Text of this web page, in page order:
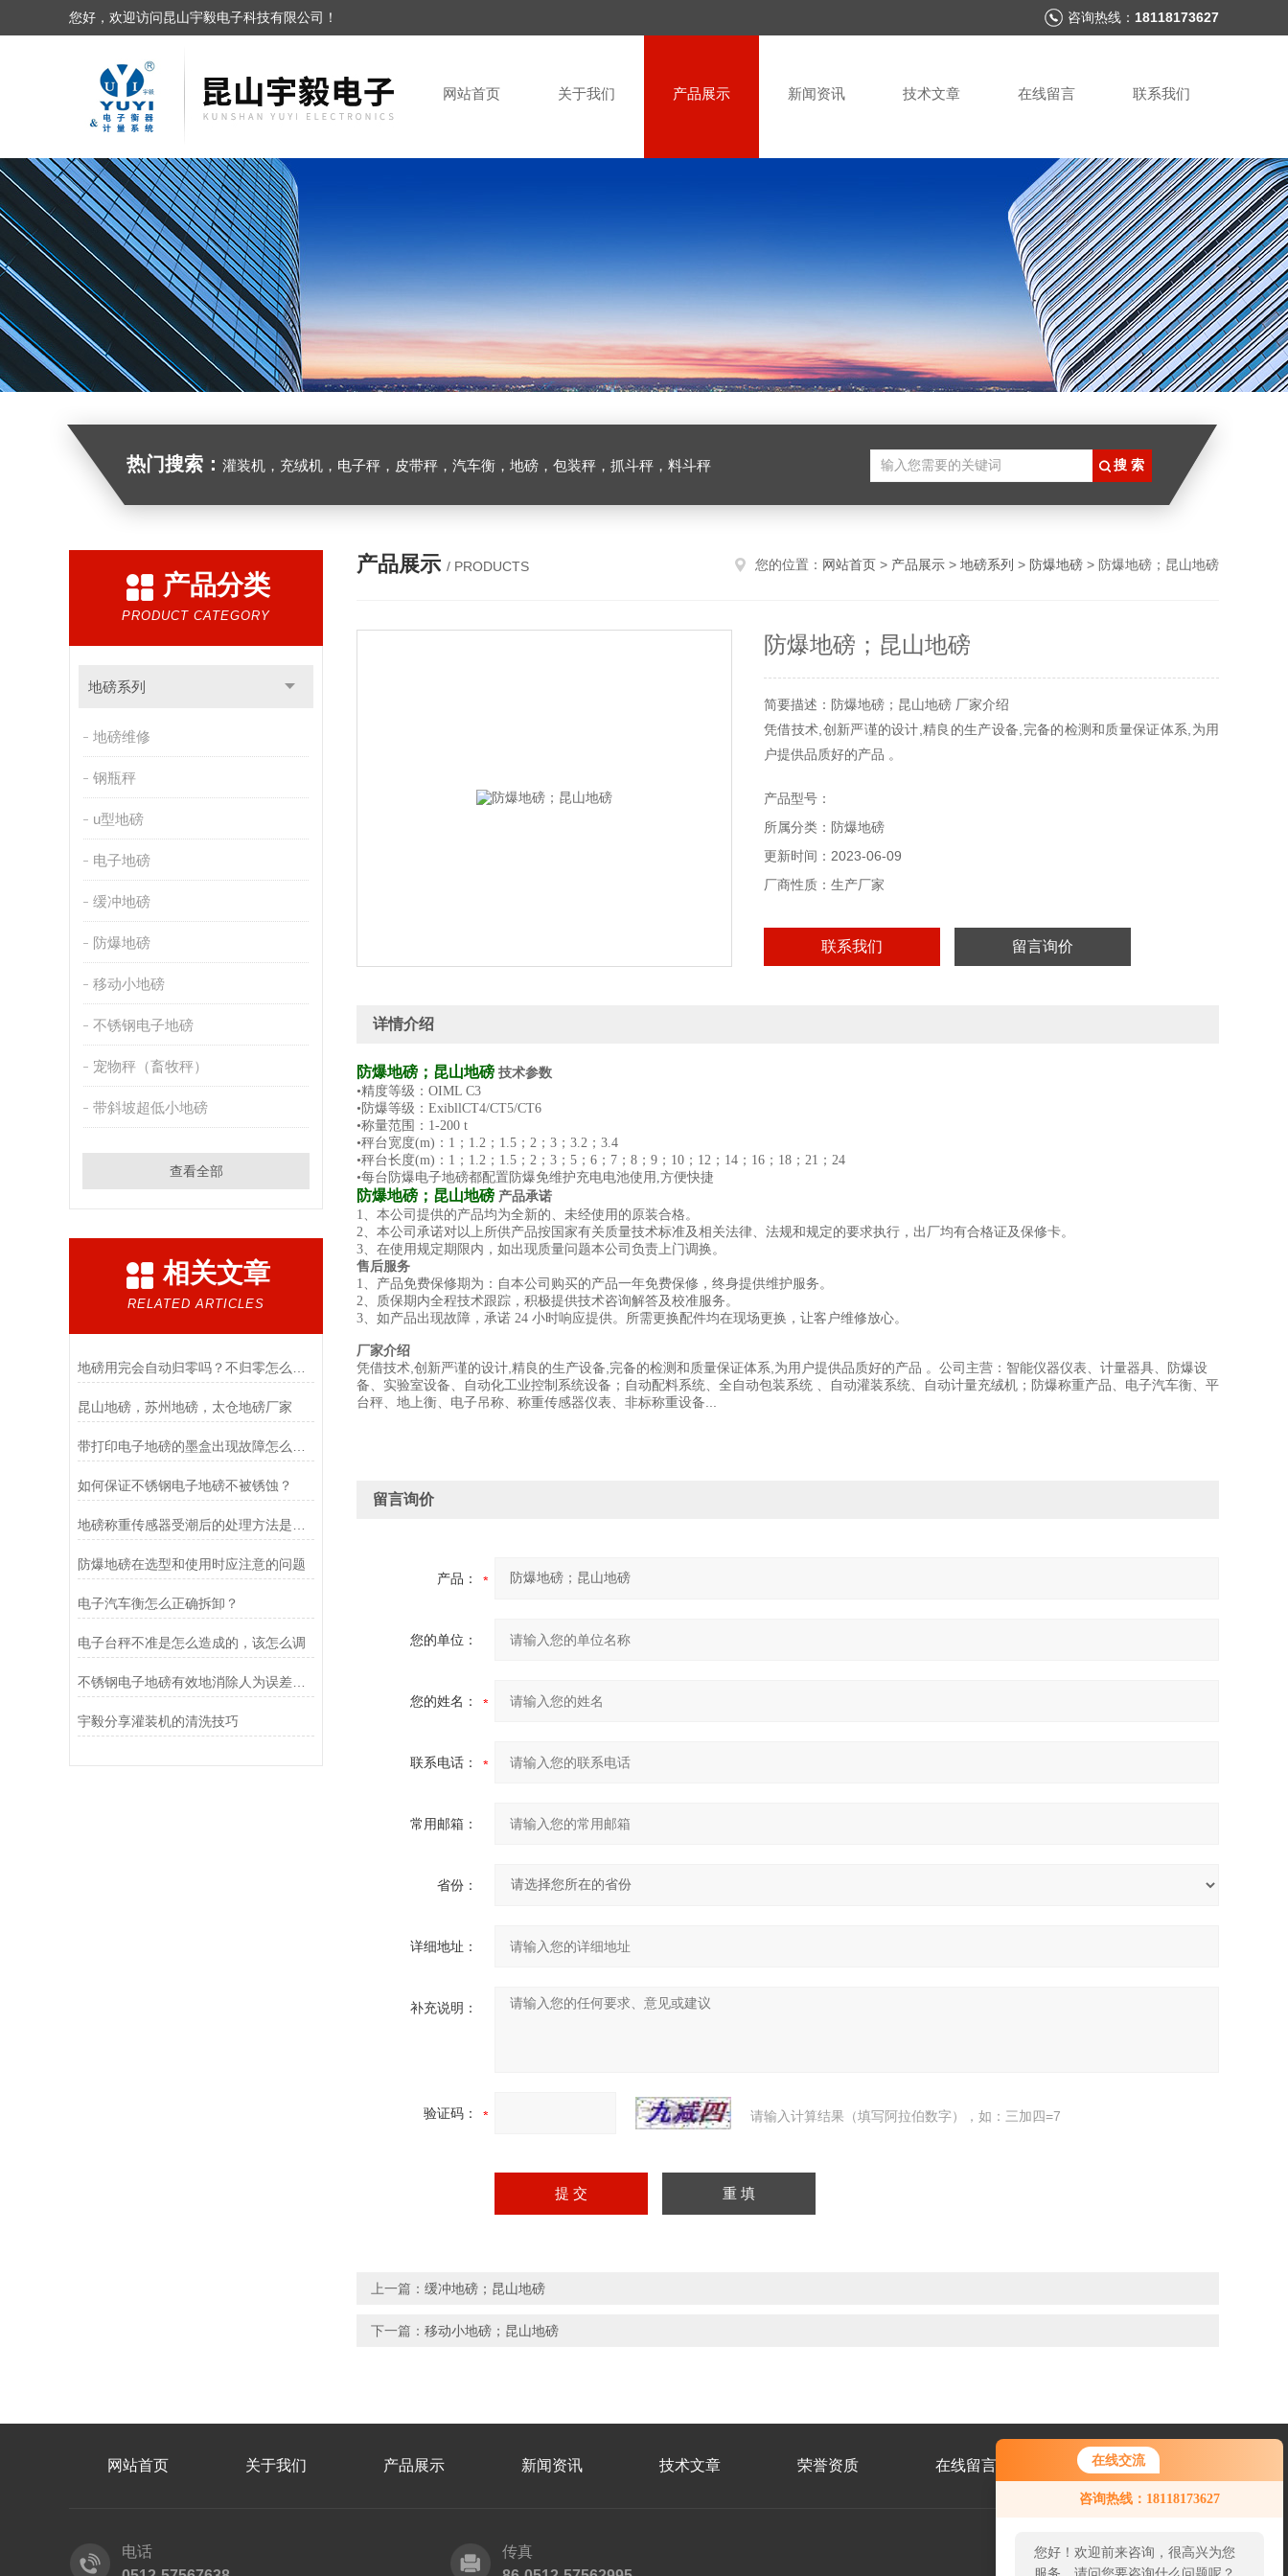
在线交流
咨询热线：18118173627
您好！欢迎前来咨询，很高兴为您
服务，请问您要咨询什么问题呢？
您好，看您停留很久了，是否找到
您好，欢迎访问昆山宇毅电子科技有限公司！ 咨询热线： 18118173627
网站首页 关于我们 产品展示 新闻资讯 技术文章 在线留言 联系我们
热门搜索： 灌装机，充绒机，电子秤，皮带秤，汽车衡，地磅，包装秤，抓斗秤，料斗秤
产品分类
PRODUCT CATEGORY
地磅系列
地磅维修
钢瓶秤
u型地磅
电子地磅
缓冲地磅
防爆地磅
移动小地磅
不锈钢电子地磅
宠物秤（畜牧秤）
带斜坡超低小地磅
查看全部
相关文章
RELATED ARTICLES
昆山地磅，苏州地磅，太仓地磅厂家
如何保证不锈钢电子地磅不被锈蚀？
防爆地磅在选型和使用时应注意的问题
电子汽车衡怎么正确拆卸？
电子台秤不准是怎么造成的，该怎么调
不锈钢电子地磅有效地消除人为误差和其他环境因素对测量结果的影响
宇毅分享灌装机的清洗技巧
产品展示 / PRODUCTS 您的位置： 网站首页 > 产品展示 > 地磅系列 > 防爆地磅 > 防爆地磅；昆山地磅
防爆地磅；昆山地磅
简要描述：防爆地磅；昆山地磅 厂家介绍
凭借技术,创新严谨的设计,精良的生产设备,完备的检测和质量保证体系,为用
户提供品质好的产品 。
产品型号：
所属分类：防爆地磅
更新时间：2023-06-09
厂商性质：生产厂家
联系我们 留言询价
详情介绍
防爆地磅；昆山地磅 技术参数
•精度等级：OIML C3
•防爆等级：ExibllCT4/CT5/CT6
•称量范围：1-200 t
•秤台宽度(m)：1；1.2；1.5；2；3；3.2；3.4
•秤台长度(m)：1；1.2；1.5；2；3；5；6；7；8；9；10；12；14；16；18；21；24
•每台防爆电子地磅都配置防爆免维护充电电池使用,方便快捷
防爆地磅；昆山地磅 产品承诺
1、本公司提供的产品均为全新的、未经使用的原装合格。
2、本公司承诺对以上所供产品按国家有关质量技术标准及相关法律、法规和规定的要求执行，出厂均有合格证及保修卡。
3、在使用规定期限内，如出现质量问题本公司负责上门调换。
售后服务
1、产品免费保修期为：自本公司购买的产品一年免费保修，终身提供维护服务。
2、质保期内全程技术跟踪，积极提供技术咨询解答及校准服务。
3、如产品出现故障，承诺 24 小时响应提供。所需更换配件均在现场更换，让客户维修放心。
厂家介绍
凭借技术,创新严谨的设计,精良的生产设备,完备的检测和质量保证体系,为用户提供品质好的产品 。公司主营：智能仪器仪表、计量器具、防爆设
备、实验室设备、自动化工业控制系统设备；自动配料系统、全自动包装系统 、自动灌装系统、自动计量充绒机；防爆称重产品、电子汽车衡、平
台秤、地上衡、电子吊称、称重传感器仪表、非标称重设备...
留言询价
产品：
您的单位：
您的姓名：
联系电话：
常用邮箱：
省份：
详细地址：
补充说明：
验证码： 请输入计算结果（填写阿拉伯数字），如：三加四=7
上一篇： 缓冲地磅；昆山地磅
下一篇： 移动小地磅；昆山地磅
网站首页 关于我们 产品展示 新闻资讯 技术文章 荣誉资质 在线留言 联系我们
电话
传真